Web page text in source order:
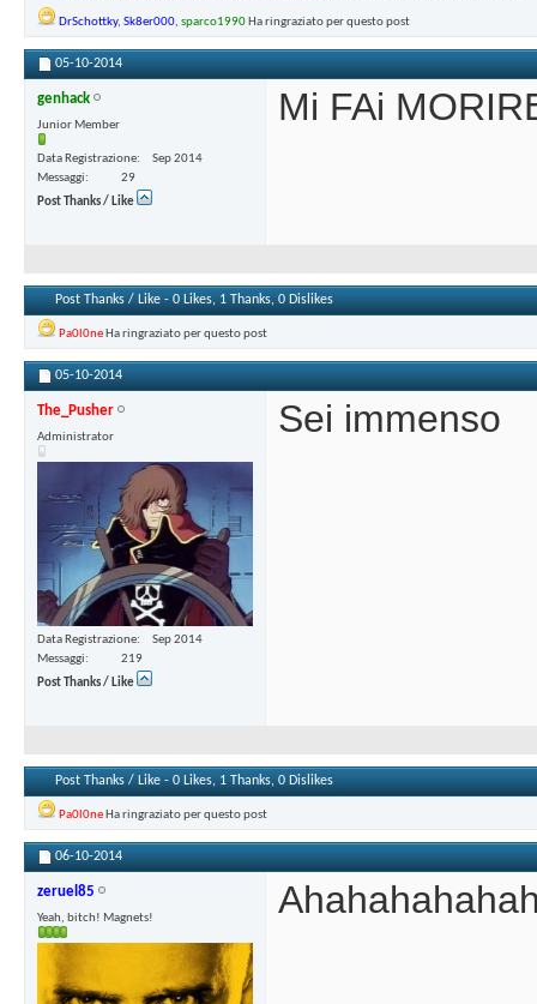
DrSchottky, Sk8er000, sparco1990Ha ringraziato per questo post
05-10-2014
genhack
Junior Member
Data Registrazione
Sep 2014
Messaggi
29
Post Thanks / Like
Mi FAi
Post Thanks / Like - 0 Likes, 1 Thanks, 0 Dislikes
Pa0l0neHa ringraziato per questo post
05-10-2014
The_Pusher
Administrator
Data Registrazione
Sep 2014
Messaggi
219
Post Thanks / Like
Sei immenso
Post Thanks / Like - 0 Likes, 1 Thanks, 0 Dislikes
Pa0l0neHa ringraziato per questo post
06-10-2014
zeruel85
Yeah, bitch! Magnets!